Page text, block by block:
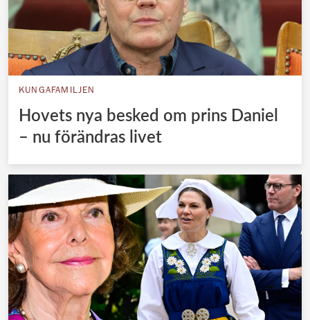
KUNGAFAMILJEN
Hovets nya besked om prins Daniel
– nu förändras livet